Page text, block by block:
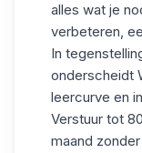
alles wat je
verbeteren,
In
onderscheidt
leercurve en
Verstuur tot
maand